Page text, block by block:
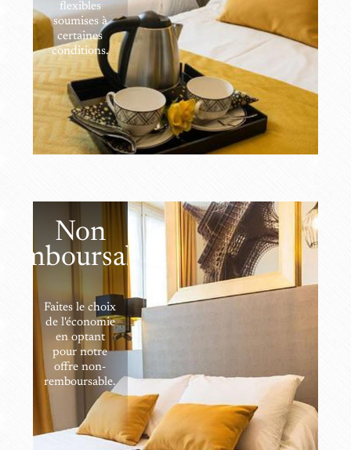
flexibles
soumises à
certaines
conditions.
Non
remboursable
Faites le choix
de l'économie
en optant
pour notre
offre non-
remboursable.